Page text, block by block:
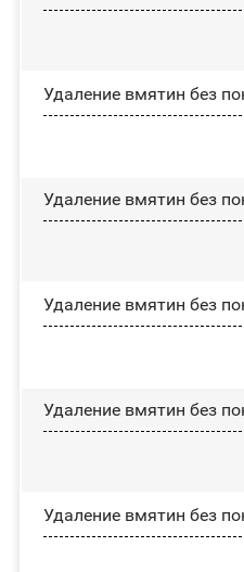
Удаление вмятин без
Удаление вмятин без
Удаление вмятин без
Удаление вмятин без
Удаление вмятин без